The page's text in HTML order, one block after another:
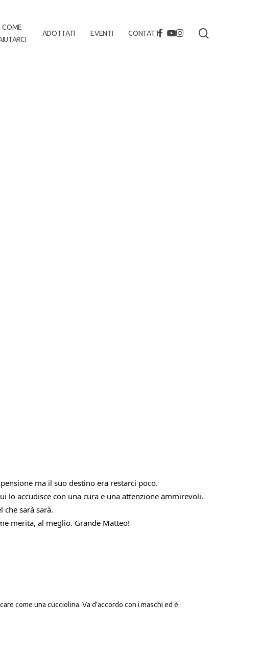
COME
ADOTTATI EVENTI CONTATTIFACEBOOK
YOUTUBE
INSTAGRAM
ma il suo destino era restarci poco.
lo accudisce con una cura e una attenzione ammirevoli.
che sarà sarà.
merita, al meglio. Grande Matteo!
come una cucciolina. Va d’accordo con i maschi ed è